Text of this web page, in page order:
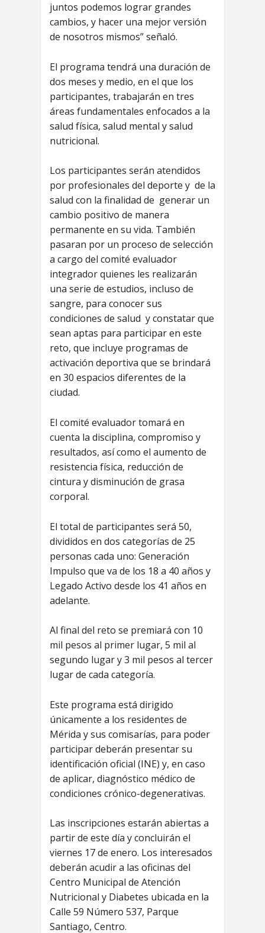
juntos podemos lograr grandes
cambios, y hacer una mejor versión
de nosotros mismos” señaló.
El programa tendrá una duración de
dos meses y medio, en el que los
participantes, trabajarán en tres
áreas fundamentales enfocados a la
salud física, salud mental y salud
nutricional.
Los participantes serán atendidos
por profesionales del deporte y de la
salud con la finalidad de generar un
cambio positivo de manera
permanente en su vida. También
pasaran por un proceso de selección
a cargo del comité evaluador
integrador quienes les realizarán
una serie de estudios, incluso de
sangre, para conocer sus
condiciones de salud y constatar que
sean aptas para participar en este
reto, que incluye programas de
activación deportiva que se brindará
en 30 espacios diferentes de la
ciudad.
El comité evaluador tomará en
cuenta la disciplina, compromiso y
resultados, así como el aumento de
resistencia física, reducción de
cintura y disminución de grasa
corporal.
El total de participantes será 50,
divididos en dos categorías de 25
personas cada uno: Generación
Impulso que va de los 18 a 40 años y
Legado Activo desde los 41 años en
adelante.
Al final del reto se premiará con 10
mil pesos al primer lugar, 5 mil al
segundo lugar y 3 mil pesos al tercer
lugar de cada categoría.
Este programa está dirigido
únicamente a los residentes de
Mérida y sus comisarías, para poder
participar deberán presentar su
identificación oficial (INE) y, en caso
de aplicar, diagnóstico médico de
condiciones crónico-degenerativas.
Las inscripciones estarán abiertas a
partir de este día y concluirán el
viernes 17 de enero. Los interesados
deberán acudir a las oficinas del
Centro Municipal de Atención
Nutricional y Diabetes ubicada en la
Calle 59 Número 537, Parque
Santiago, Centro.